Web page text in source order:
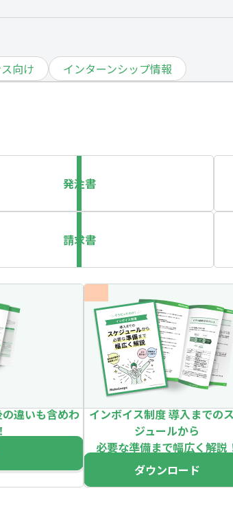
向け インターンシップ情報
発注書
請求書
違いも含めわ インボイス制度 導入までの
ジュールから
必要な準備まで幅広く解説
ダウンロード